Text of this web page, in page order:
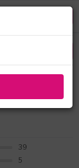
ve Lavantalar
39
5